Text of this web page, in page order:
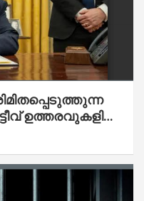
ഉത്തരവുകളിൽ